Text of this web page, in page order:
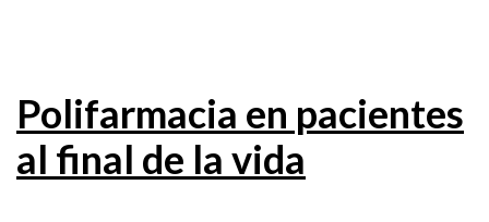
Polifarmacia en pacientes
al final de la vida